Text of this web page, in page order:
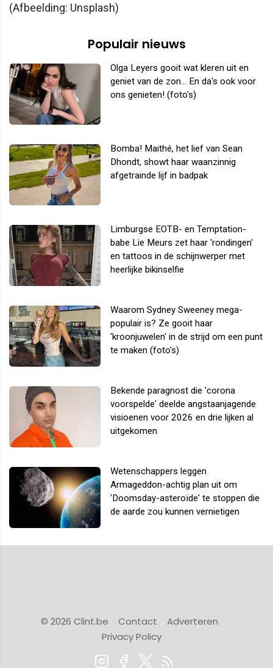
(Afbeelding: Unsplash)
Populair nieuws
Olga Leyers gooit wat kleren uit en
geniet van de zon... En da's ook voor
ons genieten! (foto's)
Bomba! Maithé, het lief van Sean
Dhondt, showt haar waanzinnig
afgetrainde lijf in badpak
Limburgse EOTB- en Temptation-
babe Lie Meurs zet haar 'rondingen'
en tattoos in de schijnwerper met
heerlijke bikinselfie
Waarom Sydney Sweeney mega-
populair is? Ze gooit haar
'kroonjuwelen' in de strijd om een punt
te maken (foto's)
Bekende paragnost die 'corona
voorspelde' deelde angstaanjagende
visioenen voor 2026 en drie lijken al
uitgekomen
Wetenschappers leggen
Armageddon-achtig plan uit om
'Doomsday-asteroïde' te stoppen die
de aarde zou kunnen vernietigen
© 2026 Clint.be Contact
Adverteren
Privacy Policy